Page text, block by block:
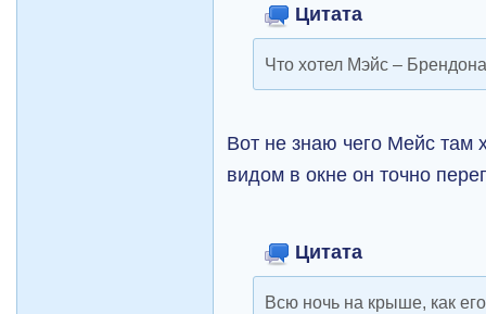
Цитата
Что хотел Mэйс –
Вот не знаю чего Мейс там
видом в окне он точно
Цитата
Всю ночь на крыше, как